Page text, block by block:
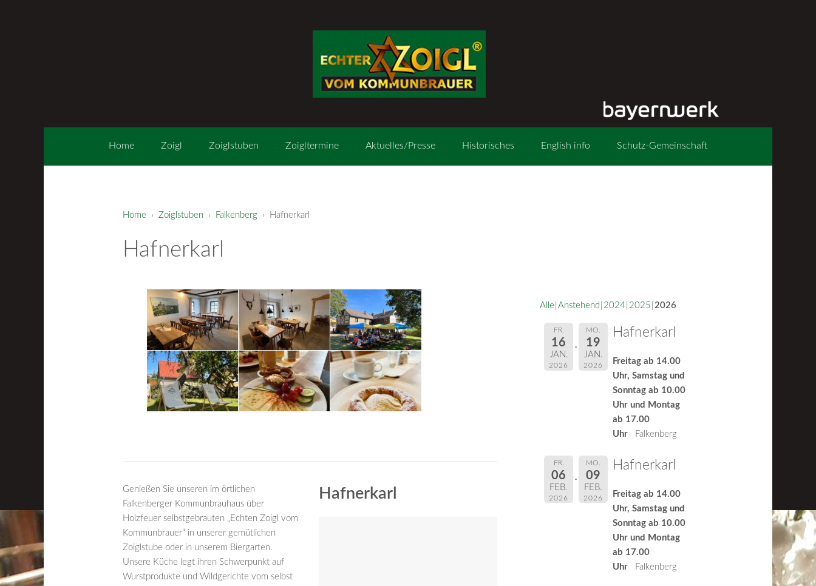
Home Zoigl Zoiglstuben Zoigltermine Aktuelles/Presse Historisches English info Schutz-Gemeinschaft
Home › Zoiglstuben › Falkenberg › Hafnerkarl
Hafnerkarl
Genießen Sie unseren im örtlichen
Falkenberger Kommunbrauhaus über
Holzfeuer selbstgebrauten „Echten Zoigl vom
Kommunbrauer“ in unserer gemütlichen
Zoiglstube oder in unserem Biergarten.
Unsere Küche legt ihren Schwerpunkt auf
Wurstprodukte und Wildgerichte vom selbst
Hafnerkarl
Alle Anstehend 2024 2025 2026
FR.
16
JAN.
2026
MO.
19
JAN.
2026
Hafnerkarl
Freitag ab 14.00
Uhr, Samstag und
Sonntag ab 10.00
Uhr und Montag
ab 17.00
Uhr
Falkenberg
FR.
06
FEB.
2026
MO.
09
FEB.
2026
Hafnerkarl
Freitag ab 14.00
Uhr, Samstag und
Sonntag ab 10.00
Uhr und Montag
ab 17.00
Uhr
Falkenberg